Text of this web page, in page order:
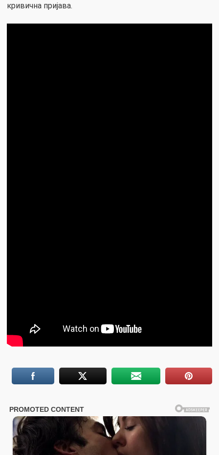
кривична пријава.